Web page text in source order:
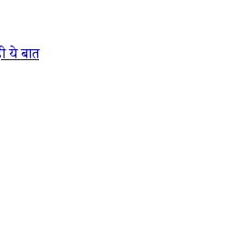
ये बात